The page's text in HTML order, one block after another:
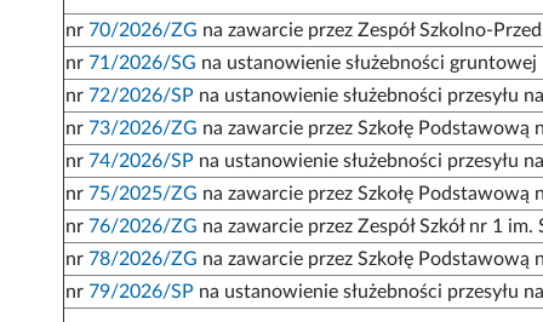
nr 70/2026/ZG na zawarcie przez Zespół Szkolno-
nr 71/2026/SG na ustanowienie służebności
nr 72/2026/SP na ustanowienie służebności przesyłu
nr 73/2026/ZG na zawarcie przez Szkołę
nr 74/2026/SP na ustanowienie służebności przesyłu
nr 75/2025/ZG na zawarcie przez Szkołę
nr 76/2026/ZG na zawarcie przez Zespół Szkół nr 1
nr 78/2026/ZG na zawarcie przez Szkołę
nr 79/2026/SP na ustanowienie służebności przesyłu